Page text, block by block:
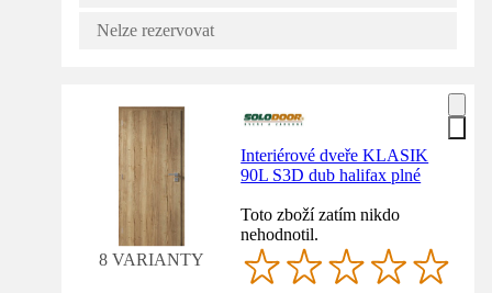
Nelze rezervovat
8 VARIANTY
Interiérové dveře KLASIK
90L S3D dub halifax plné
Toto zboží zatím nikdo
nehodnotil.